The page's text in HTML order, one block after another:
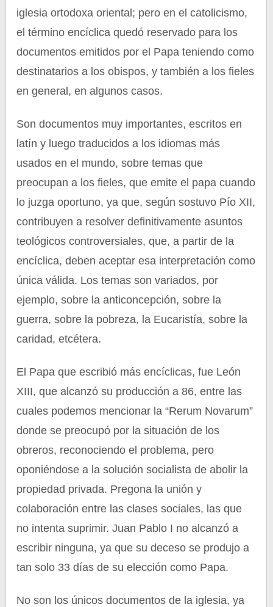
iglesia ortodoxa oriental; pero en el catolicismo,
el término encíclica quedó reservado para los
documentos emitidos por el Papa teniendo como
destinatarios a los obispos, y también a los fieles
en general, en algunos casos.
Son documentos muy importantes, escritos en
latín y luego traducidos a los idiomas más
usados en el mundo, sobre temas que
preocupan a los fieles, que emite el papa cuando
lo juzga oportuno, ya que, según sostuvo Pío XII,
contribuyen a resolver definitivamente asuntos
teológicos controversiales, que, a partir de la
encíclica, deben aceptar esa interpretación como
única válida. Los temas son variados, por
ejemplo, sobre la anticoncepción, sobre la
guerra, sobre la pobreza, la Eucaristía, sobre la
caridad, etcétera.
El Papa que escribió más encíclicas, fue León
XIII, que alcanzó su producción a 86, entre las
cuales podemos mencionar la “Rerum Novarum”
donde se preocupó por la situación de los
obreros, reconociendo el problema, pero
oponiéndose a la solución socialista de abolir la
propiedad privada. Pregona la unión y
colaboración entre las clases sociales, las que
no intenta suprimir. Juan Pablo I no alcanzó a
escribir ninguna, ya que su deceso se produjo a
tan solo 33 días de su elección como Papa.
No son los únicos documentos de la iglesia, ya